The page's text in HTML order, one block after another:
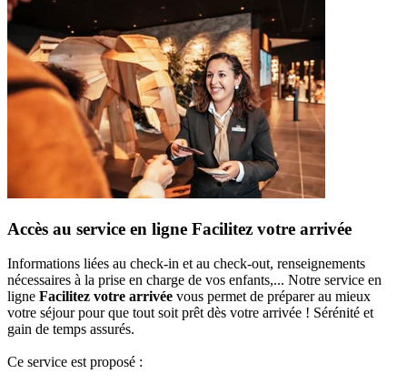
Accès au service en ligne Facilitez votre arrivée
Informations liées au check-in et au check-out, renseignements
nécessaires à la prise en charge de vos enfants,... Notre service en
ligne Facilitez votre arrivée vous permet de préparer au mieux
votre séjour pour que tout soit prêt dès votre arrivée ! Sérénité et
gain de temps assurés.
Ce service est proposé :